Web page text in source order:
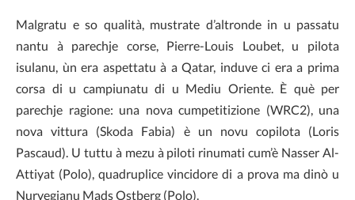
Malgratu e so qualità, mustrate d’altronde in u passatu
nantu à parechje corse, Pierre-Louis Loubet, u pilota
isulanu, ùn era aspettatu à a Qatar, induve ci era a prima
corsa di u campiunatu di u Mediu Oriente. È què per
parechje ragione: una nova cumpetitizione (WRC2), una
nova vittura (Skoda Fabia) è un novu copilota (Loris
Pascaud). U tuttu à mezu à piloti rinumati cum’è Nasser Al-
Attiyat (Polo), quadruplice vincidore di a prova ma dinò u
Nurvegianu Mads Ostberg (Polo).